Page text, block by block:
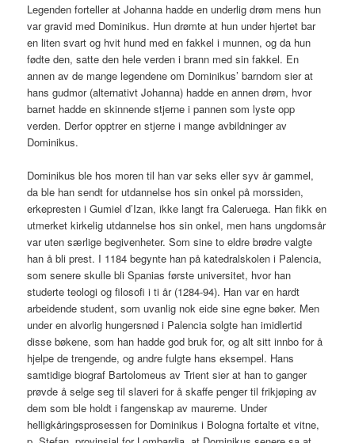
Legenden forteller at Johanna hadde en underlig drøm mens hun
var gravid med Dominikus. Hun drømte at hun under hjertet bar
en liten svart og hvit hund med en fakkel i munnen, og da hun
fødte den, satte den hele verden i brann med sin fakkel. En
annen av de mange legendene om Dominikus’ barndom sier at
hans gudmor (alternativt Johanna) hadde en annen drøm, hvor
barnet hadde en skinnende stjerne i pannen som lyste opp
verden. Derfor opptrer en stjerne i mange avbildninger av
Dominikus.
Dominikus ble hos moren til han var seks eller syv år gammel,
da ble han sendt for utdannelse hos sin onkel på morssiden,
erkepresten i Gumiel d’Izan, ikke langt fra Caleruega. Han fikk en
utmerket kirkelig utdannelse hos sin onkel, men hans ungdomsår
var uten særlige begivenheter. Som sine to eldre brødre valgte
han å bli prest. I 1184 begynte han på katedralskolen i Palencia,
som senere skulle bli Spanias første universitet, hvor han
studerte teologi og filosofi i ti år (1284-94). Han var en hardt
arbeidende student, som uvanlig nok eide sine egne bøker. Men
under en alvorlig hungersnød i Palencia solgte han imidlertid
disse bøkene, som han hadde god bruk for, og alt sitt innbo for å
hjelpe de trengende, og andre fulgte hans eksempel. Hans
samtidige biograf Bartolomeus av Trient sier at han to ganger
prøvde å selge seg til slaveri for å skaffe penger til frikjøping av
dem som ble holdt i fangenskap av maurerne. Under
helligkåringsprosessen for Dominikus i Bologna fortalte et vitne,